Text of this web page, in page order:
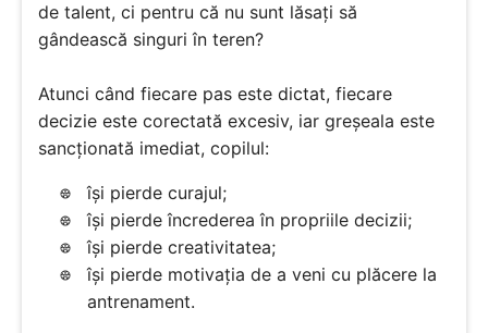
de talent, ci pentru că nu sunt lăsați să
gândească singuri în teren?
Atunci când fiecare pas este dictat, fiecare
decizie este corectată excesiv, iar greșeala este
sancționată imediat, copilul:
își pierde curajul;
își pierde încrederea în propriile decizii;
își pierde creativitatea;
își pierde motivația de a veni cu plăcere la
antrenament.